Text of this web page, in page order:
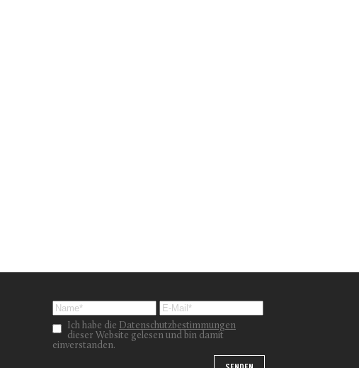
Ich habe die Datenschutzbestimmungen
dieser Website gelesen und bin damit
einverstanden.